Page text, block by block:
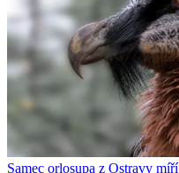
Samec orlosupa z Ostravy